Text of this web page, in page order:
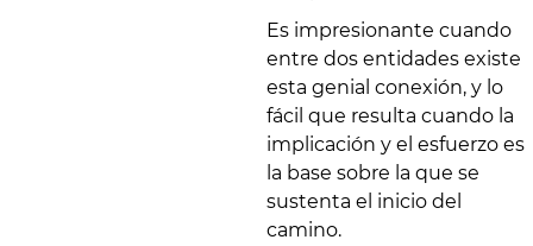
Es impresionante cuando
entre dos entidades existe
esta genial conexión, y lo
fácil que resulta cuando la
implicación y el esfuerzo es
la base sobre la que se
sustenta el inicio del
camino.